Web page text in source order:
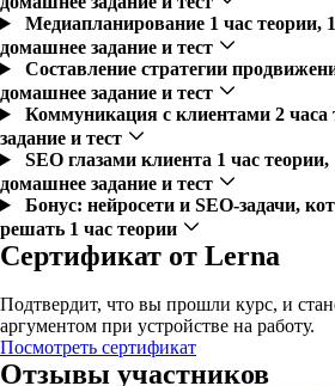
Медиапланирование 1 час теории,
домашнее задание и тест
Составление стратегии
домашнее задание и тест
Коммуникация с клиентами 2 часа
задание и тест
SEO глазами клиента 1 час
домашнее задание и тест
Бонус: нейросети и SEO-задачи,
решать 1 час теории
Сертификат от Lerna
Подтвердит, что вы прошли курс, и
аргументом при устройстве на работу.
Посмотреть сертификат
Отзывы участников